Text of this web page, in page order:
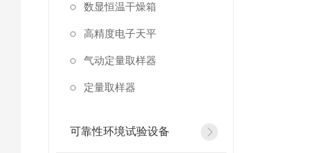
数显恒温干燥箱
高精度电子天平
气动定量取样器
定量取样器
可靠性环境试验设备